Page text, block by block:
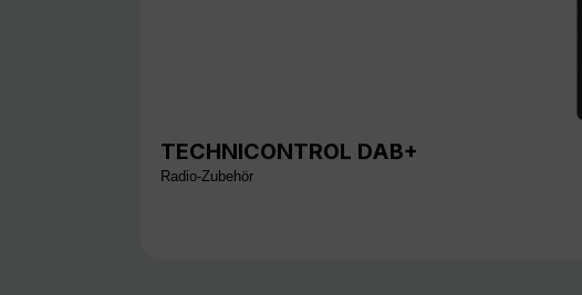
TECHNICONTROL DAB+
Radio-Zubehör